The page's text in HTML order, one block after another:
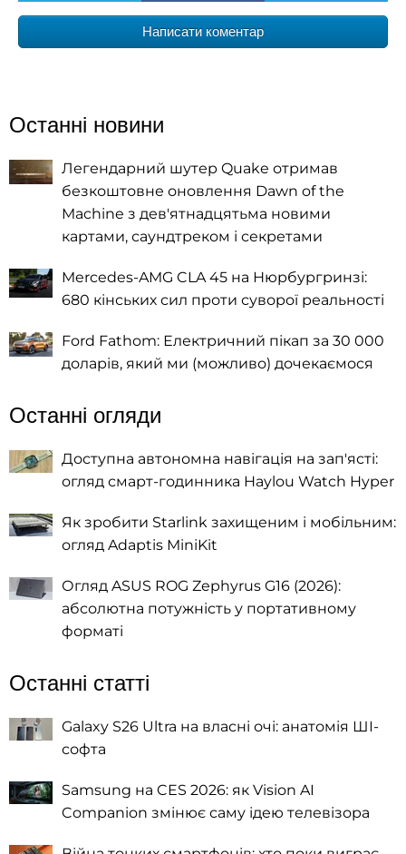
Написати коментар
Останні новини
Легендарний шутер Quake отримав
безкоштовне оновлення Dawn of the
Machine з дев'ятнадцятьма новими
картами, саундтреком і секретами
Mercedes-AMG CLA 45 на Нюрбургринзі:
680 кінських сил проти суворої реальності
Ford Fathom: Електричний пікап за 30 000
доларів, який ми (можливо) дочекаємося
Останні огляди
Доступна автономна навігація на зап'ясті:
огляд смарт-годинника Haylou Watch Hyper
Як зробити Starlink захищеним і мобільним:
огляд Adaptis MiniKit
Огляд ASUS ROG Zephyrus G16 (2026):
абсолютна потужність у портативному
форматі
Останні статті
Galaxy S26 Ultra на власні очі: анатомія ШІ-
софта
Samsung на CES 2026: як Vision AI
Companion змінює саму ідею телевізора